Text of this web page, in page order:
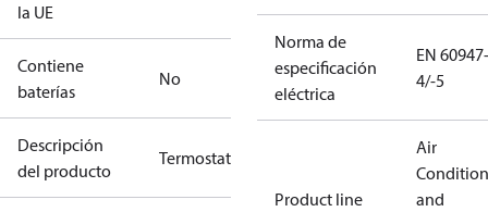
la UE
Contiene
baterías
No
Descripción
del producto
Termostato
Norma de
especificación
eléctrica
EN 60947-
4/-5
Product line
Air
and